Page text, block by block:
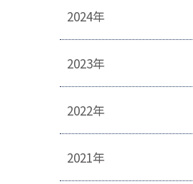
2024年
2023年
2022年
2021年